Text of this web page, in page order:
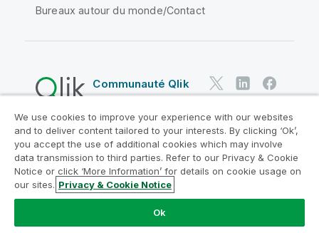
Bureaux autour du monde/Contact
Communauté Qlik
Contrats juridiques
Conditions d'utilisation des produits
Legal Policies
Conditions légales
Conditions d'utilisation
Marques
Do Not Share My Info
Copyright © 1993-2026 QlikTech International AB. Tous
We use cookies to improve your experience with our websites
and to deliver content tailored to your interests. By clicking ‘Ok’,
you accept the use of additional cookies which may involve
data transmission to third parties. Refer to our Privacy & Cookie
Notice or click ‘More Information’ for details on cookie usage on
our sites. Privacy & Cookie Notice
Ok